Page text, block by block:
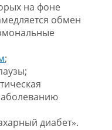
на фоне
обмен
;
диабет».